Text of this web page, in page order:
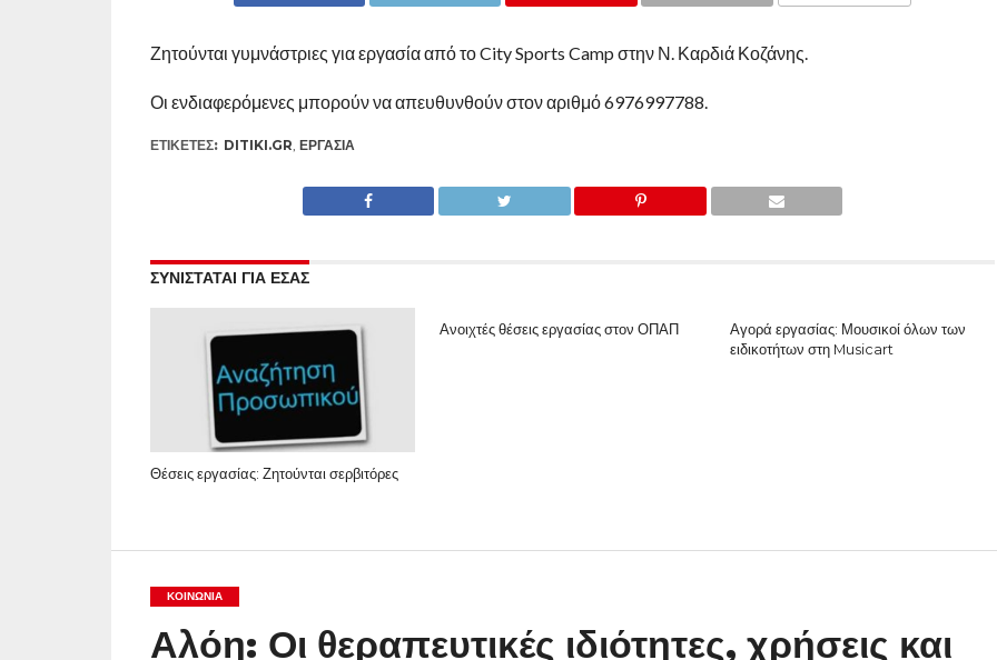
Ζητούνται γυμνάστριες για εργασία από το City Sports Camp στην Ν. Καρδιά Κοζάνης.
Οι ενδιαφερόμενες μπορούν να απευθυνθούν στον αριθμό 6976997788.
ΕΤΙΚΕΤΕΣ: DITIKI.GR, ΕΡΓΑΣΊΑ
ΣΥΝΙΣΤΑΤΑΙ ΓΙΑ ΕΣΑΣ
Θέσεις εργασίας: Ζητούνται σερβιτόρες
Ανοιχτές θέσεις εργασίας στον ΟΠΑΠ
Αγορά εργασίας: Μουσικοί όλων των
ειδικοτήτων στη Musicart
ΚΟΙΝΩΝΊΑ
Αλόη: Οι θεραπευτικές ιδιότητες, χρήσεις και